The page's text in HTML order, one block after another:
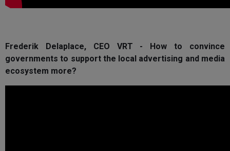
Frederik Delaplace, CEO VRT - How to convince
governments to support the local advertising and media
ecosystem more?